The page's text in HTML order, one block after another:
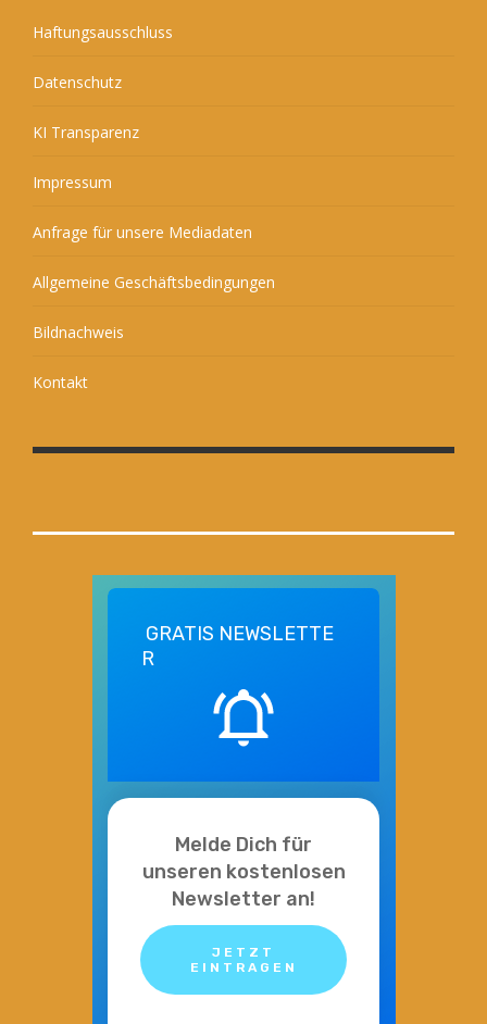
Haftungsausschluss
Datenschutz
KI Transparenz
Impressum
Anfrage für unsere Mediadaten
Allgemeine Geschäftsbedingungen
Bildnachweis
Kontakt
GRATIS NEWSLETTE
R
Melde Dich für
unseren kostenlosen
Newsletter an!
JETZT
EINTRAGEN